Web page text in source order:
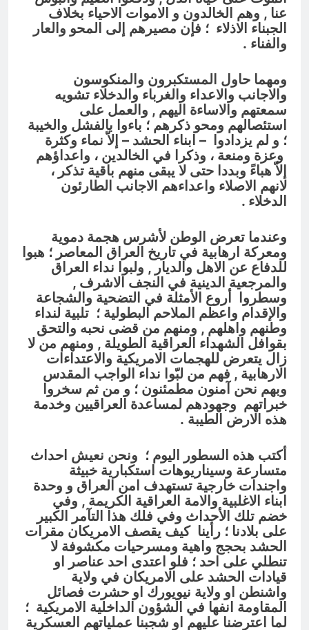
عنا , وهم الخالدون و الاموات الاحياء بخلاف
الجبناء الاذلاء ؛ فإن مصيرهم إلى المحو والعار
والفناء .
ومهما حاول المستكبرون والمنكوسون
والاجانب والاعداء والغرباء والدخلاء تشويه
سمعتهم والاساءة اليهم , والعمل على
استئصالهم ومحو ذكرهم ؛ باءوا بالفشل والخيبة
؛ و لم يزدادوا – ابناء الحشد – إلاّ نماء وكثرة
وعزة ومنعة ، وذكرا في الخالدين ، واعداؤهم
إلاّ هباءً وبددا حتى لا يبقى منهم باقية تذكر ،
لانهم الاصلاء واعداءهم الاجانب الطارئون
الدخلاء .
وعندما تعرض الوطن لأشرس هجمة دموية
ومعركة ارهابية في تاريخ العراق المعاصر ؛ هبوا
للدفاع عن الاهل والديار , ولبوا نداء العراق
والمرجعية الدينية في النجف الاشرف ,
وسطروا أروع الأمثلة في التضحية والشجاعة
والإقدام واعظم الملاحم البطولية ؛ تلبية لنداء
وطنهم واهلهم , ومنهم من قضى نحبه والتحق
بقوافل الشهداء العراقية الطويلة , ومنهم من لا
زال يتعرض للهجمات الامريكية والاعتداءات
الارهابية , فهم من لبّوا نداء الواجب المقدس
وبهم نحن آمنون مطمئنون ؛ و من ثم سخروا
خبراتهم وجهودهم لمساعدة العراقيين وخدمة
هذه الارض الطيبة .
أكتب هذه السطور اليوم ؛ ونحن نعيش احداث
متسارعة وسيناريوهات استكبارية خبيثة
واجندات خارجية تستهدف امن العراق و وحدة
ابناء الاغلبية والامة العراقية الكريمة , وفي
خضم تلك الأحداث وفي فلك هذا التآمر الكبير
على بلادنا ؛ رأينا كيف يقصف الامريكان مقرات
الحشد بحجج واهية ومسرحيات مكشوفة لا
تنطلي على احد ؛ فلو اعتدى احد عناصر او
قيادات الحشد على الامريكان في ولاية
واشنطن او ولاية نيويورك او حشرت فصائل
المقاومة انفها في الشؤون الداخلية الامريكية ؛
لما اعترضنا عليهم او شجبنا عملياتهم العسكرية